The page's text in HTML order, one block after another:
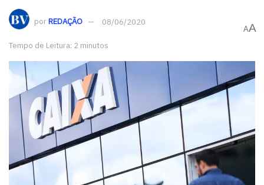
porREDAÇÃO 08/06/2020
Tempo de Leitura: 2 minutos
AA